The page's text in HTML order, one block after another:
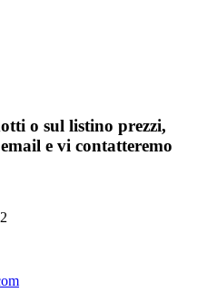
o sul listino prezzi,
e vi contatteremo